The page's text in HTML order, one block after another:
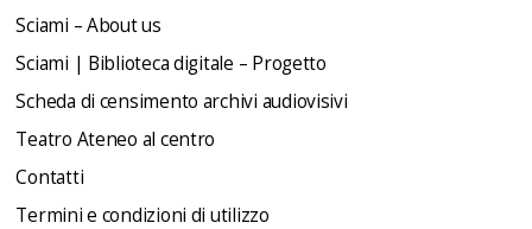
Sciami – About us
Sciami | Biblioteca digitale – Progetto
Scheda di censimento archivi audiovisivi
Teatro Ateneo al centro
Contatti
Termini e condizioni di utilizzo